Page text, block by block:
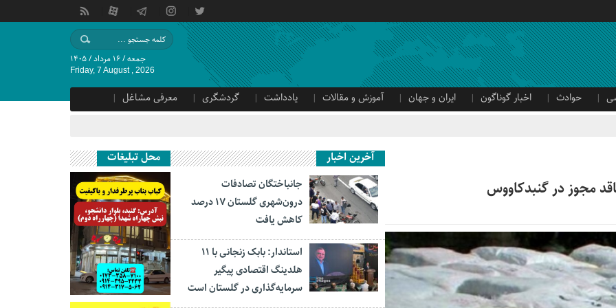
جمعه / ۱۶ مرداد / ۱۴۰۵
Friday, 7 August , 2026
حوادث اخبار گوناگون ایران و جهان آموزش و مقالات یادداشت گردشگری
معرفی مشاغل
مجوز در گنبدکاووس
آخرین اخبار
جانباختگان تصادفات
درون‌شهری گلستان ۱۷ درصد
کاهش یافت
استاندار: بابک زنجانی با ۱۱
هلدینگ اقتصادی پیگیر
سرمایه‌گذاری در گلستان است
محل تبلیغات